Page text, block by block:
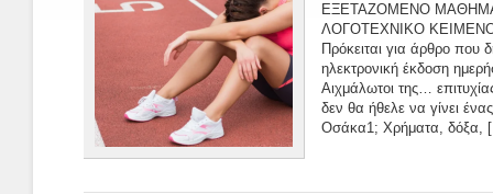
ΕΞΕΤΑΖΟΜΕΝΟ
ΛΟΓΟΤΕΧΝΙΚΟ ΚΕΙΜΕΝΟ
Πρόκειται για άρθρο που
ηλεκτρονική έκδοση
Αιχμάλωτοι της…
δεν θα ήθελε να γίνει
Οσάκα1; Χρήματα, δόξα,